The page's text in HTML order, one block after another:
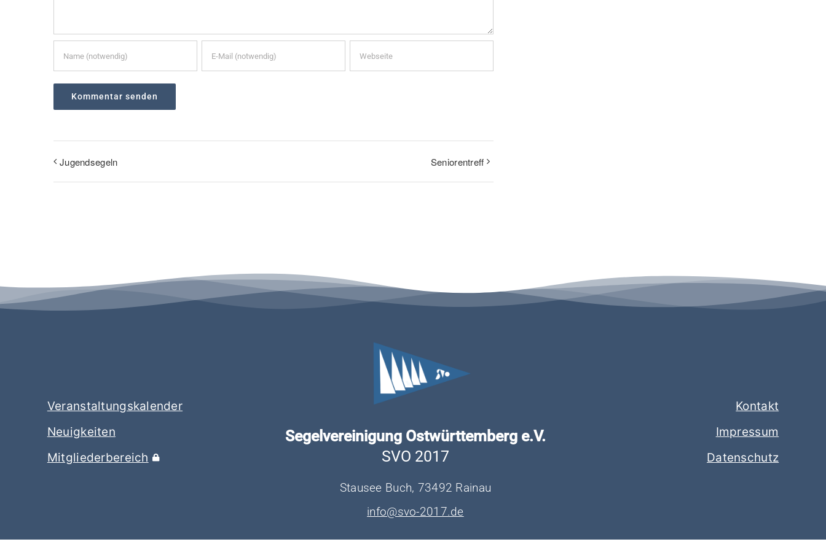
Jugendsegeln Seniorentreff
Veranstaltungskalender
Neuigkeiten
Mitgliederbereich
Segelvereinigung Ostwürttemberg e.V.
SVO 2017
Stausee Buch, 73492 Rainau
info@svo-2017.de
Kontakt
Impressum
Datenschutz